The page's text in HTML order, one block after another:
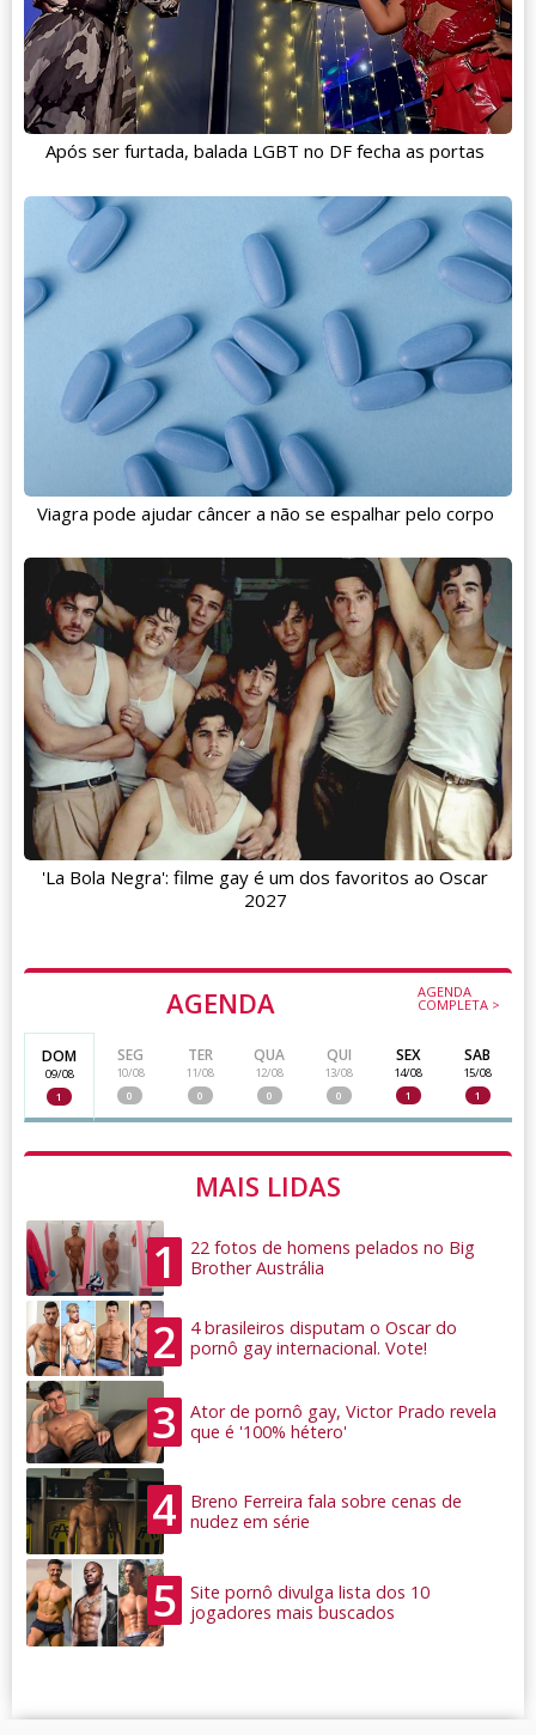
AGENDA AGENDA
COMPLETA >
DOM
09/08
1
SEG
10/08
0
TER
11/08
0
QUA
12/08
0
QUI
13/08
0
SEX
14/08
1
SAB
15/08
1
MAIS LIDAS
1
22 fotos de homens pelados no Big
Brother Austrália
2
4 brasileiros disputam o Oscar do
pornô gay internacional. Vote!
3
Ator de pornô gay, Victor Prado revela
que é '100% hétero'
4
Breno Ferreira fala sobre cenas de
nudez em série
5
Site pornô divulga lista dos 10
jogadores mais buscados
Após ser furtada, balada LGBT no DF fecha as portas
Viagra pode ajudar câncer a não se espalhar pelo corpo
'La Bola Negra': filme gay é um dos favoritos ao Oscar
2027